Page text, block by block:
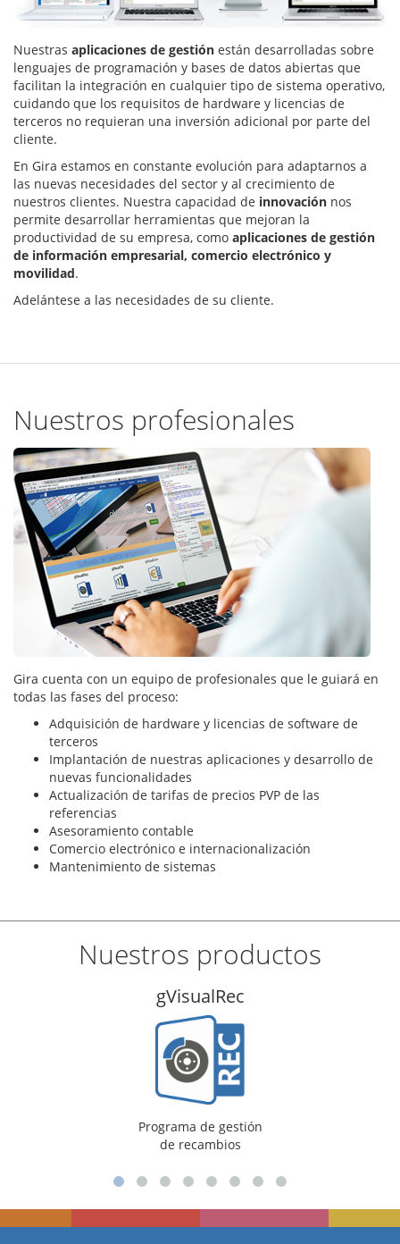
Nuestras aplicaciones de gestión están desarrolladas sobre
lenguajes de programación y bases de datos abiertas que
facilitan la integración en cualquier tipo de sistema operativo,
cuidando que los requisitos de hardware y licencias de
terceros no requieran una inversión adicional por parte del
cliente.
En Gira estamos en constante evolución para adaptarnos a
las nuevas necesidades del sector y al crecimiento de
nuestros clientes. Nuestra capacidad de innovación nos
permite desarrollar herramientas que mejoran la
productividad de su empresa, como aplicaciones de gestión
de información empresarial, comercio electrónico y
movilidad.
Adelántese a las necesidades de su cliente.
Nuestros profesionales
Gira cuenta con un equipo de profesionales que le guiará en
todas las fases del proceso:
Adquisición de hardware y licencias de software de
terceros
Implantación de nuestras aplicaciones y desarrollo de
nuevas funcionalidades
Actualización de tarifas de precios PVP de las
referencias
Asesoramiento contable
Comercio electrónico e internacionalización
Mantenimiento de sistemas
Nuestros productos
Programa de gestión